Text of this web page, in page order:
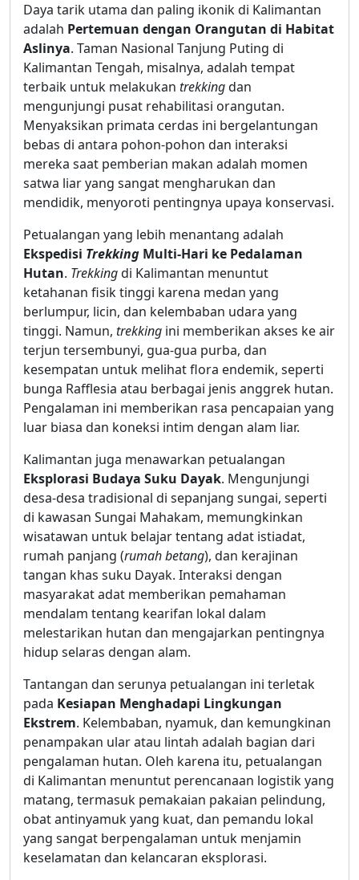
Daya tarik utama dan paling ikonik di Kalimantan
adalah Pertemuan dengan Orangutan di Habitat
Aslinya. Taman Nasional Tanjung Puting di
Kalimantan Tengah, misalnya, adalah tempat
terbaik untuk melakukan trekkingdan
mengunjungi pusat rehabilitasi orangutan.
Menyaksikan primata cerdas ini bergelantungan
bebas di antara pohon-pohon dan interaksi
mereka saat pemberian makan adalah momen
satwa liar yang sangat mengharukan dan
mendidik, menyoroti pentingnya upaya konservasi.
Petualangan yang lebih menantang adalah
Ekspedisi Trekking Multi-Hari ke Pedalaman
Hutan. Trekkingdi Kalimantan menuntut
ketahanan fisik tinggi karena medan yang
berlumpur, licin, dan kelembaban udara yang
tinggi. Namun, trekking ini memberikan akses ke air
terjun tersembunyi, gua-gua purba, dan
kesempatan untuk melihat flora endemik, seperti
bunga Rafflesia atau berbagai jenis anggrek hutan.
Pengalaman ini memberikan rasa pencapaian yang
luar biasa dan koneksi intim dengan alam liar.
Kalimantan juga menawarkan petualangan
Eksplorasi Budaya Suku Dayak. Mengunjungi
desa-desa tradisional di sepanjang sungai, seperti
di kawasan Sungai Mahakam, memungkinkan
wisatawan untuk belajar tentang adat istiadat,
rumah panjang (rumah betang), dan kerajinan
tangan khas suku Dayak. Interaksi dengan
masyarakat adat memberikan pemahaman
mendalam tentang kearifan lokal dalam
melestarikan hutan dan mengajarkan pentingnya
hidup selaras dengan alam.
Tantangan dan serunya petualangan ini terletak
pada Kesiapan Menghadapi Lingkungan
Ekstrem. Kelembaban, nyamuk, dan kemungkinan
penampakan ular atau lintah adalah bagian dari
pengalaman hutan. Oleh karena itu, petualangan
di Kalimantan menuntut perencanaan logistik yang
matang, termasuk pemakaian pakaian pelindung,
obat antinyamuk yang kuat, dan pemandu lokal
yang sangat berpengalaman untuk menjamin
keselamatan dan kelancaran eksplorasi.